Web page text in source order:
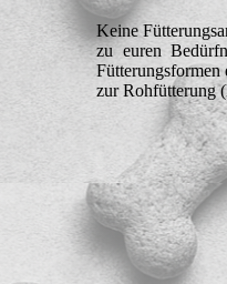
Keine
zu euren
Fütterungsformen
zur Rohfütterung